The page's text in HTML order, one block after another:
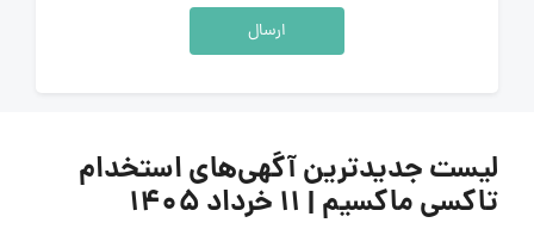
ارسال
لیست جدیدترین آگهی‌های استخدام
تاکسی ماکسیم | ۱۱ خرداد ۱۴۰۵